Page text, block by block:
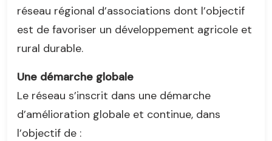
réseau régional d’associations dont l’objectif
est de favoriser un développement agricole et
rural durable.
Une démarche globale
Le réseau s’inscrit dans une démarche
d’amélioration globale et continue, dans
l’objectif de :